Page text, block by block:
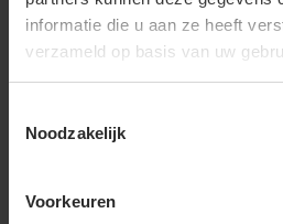
informatie die u aan ze heeft
verzameld op basis van uw
Noodzakelijk
Voorkeuren
mail info@jobopromotions.nl
store
Bezoek onze showroom:
Provincialeweg 59 -
Dit vind je
Items van productcarrousel